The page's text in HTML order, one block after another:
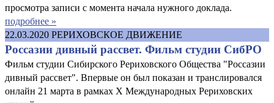
просмотра записи с момента начала нужного доклада.
подробнее »
22.03.2020 РЕРИХОВСКОЕ ДВИЖЕНИЕ
Россазии дивный рассвет. Фильм студии СибРО
Фильм студии Сибирского Рериховского Общества "Россазии
дивный рассвет". Впервые он был показан и транслировался
онлайн 21 марта в рамках X Международных Рериховских